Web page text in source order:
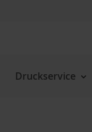
Druckservice